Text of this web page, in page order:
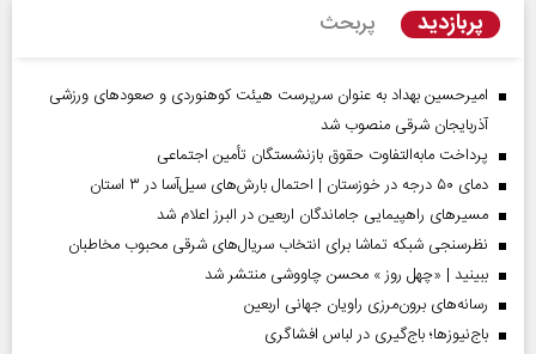
پربازدید پربحث
امیرحسین بهداد به عنوان سرپرست هیئت کوهنوردی و صعودهای ورزشی
آذربایجان شرقی منصوب شد
پرداخت مابه‌التفاوت حقوق بازنشستگان تأمین اجتماعی
دمای ۵۰ درجه در خوزستان | احتمال بارش‌های سیل‌آسا در ۳ استان
مسیر‌های راهپیمایی جاماندگان اربعین در البرز اعلام شد
نظرسنجی شبکه تماشا برای انتخاب سریال‌های شرقی محبوب مخاطبان
ببینید | «چهل روز » محسن چاووشی منتشر شد
رسانه‌های برون‌مرزی راویان جهانی اربعین
باج‌نیوزها؛ باج‌گیری در لباس افشاگری